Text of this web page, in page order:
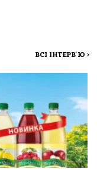
ВСІ ІНТЕРВ'Ю >